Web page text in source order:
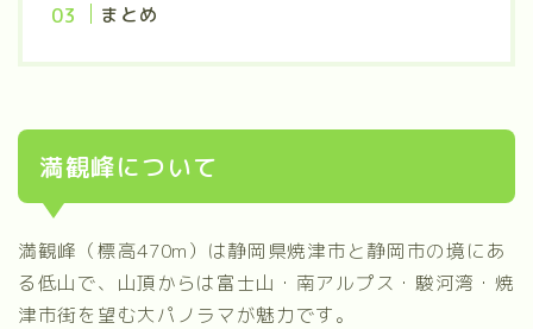
まとめ
満観峰について
満観峰（標高470m）は静岡県焼津市と静岡市の境にあ
る低山で、山頂からは富士山・南アルプス・駿河湾・焼
津市街を望む大パノラマが魅力です。